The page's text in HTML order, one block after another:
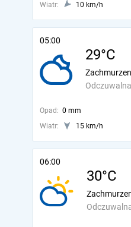
Wiatr:
10 km/h
05:00
29°C
Odczuwalna
Opad: 0 mm
Wiatr:
15 km/h
06:00
30°C